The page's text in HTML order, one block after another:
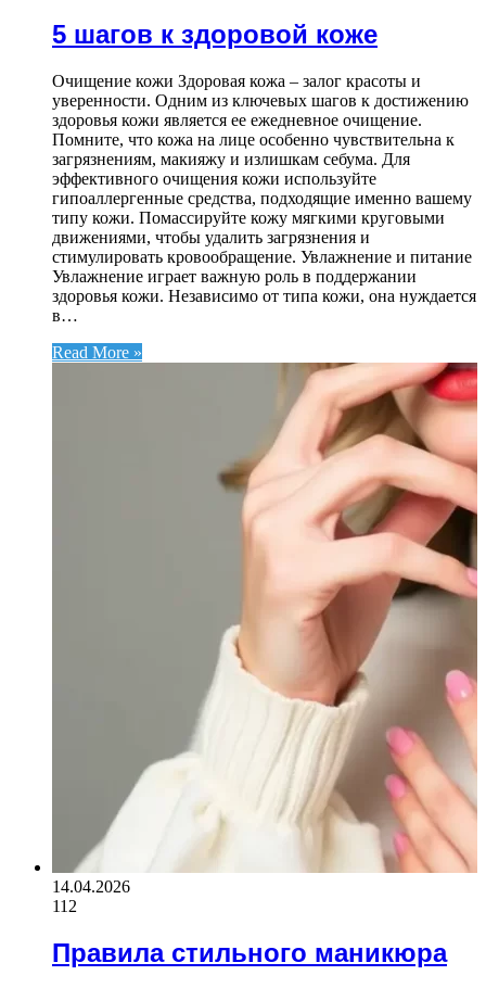
5 шагов к здоровой коже
Очищение кожи Здоровая кожа – залог красоты и
уверенности. Одним из ключевых шагов к достижению
здоровья кожи является ее ежедневное очищение.
Помните, что кожа на лице особенно чувствительна к
загрязнениям, макияжу и излишкам себума. Для
эффективного очищения кожи используйте
гипоаллергенные средства, подходящие именно вашему
типу кожи. Помассируйте кожу мягкими круговыми
движениями, чтобы удалить загрязнения и
стимулировать кровообращение. Увлажнение и питание
Увлажнение играет важную роль в поддержании
здоровья кожи. Независимо от типа кожи, она нуждается
в…
Read More »
14.04.2026
112
Правила стильного маникюра